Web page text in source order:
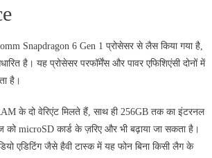
Snapdragon 6 Gen 1 प्रोसेसर से लैस किया गया है,
है। यह प्रोसेसर परफॉर्मेंस और पावर एफिशिएंसी दोनों में
है।
के दो वेरिएंट मिलते हैं, साथ ही 256GB तक का इंटरनल
को microSD कार्ड के ज़रिए और भी बढ़ाया जा सकता है।
एडिटिंग जैसे हैवी टास्क में यह फोन बिना किसी लैग के